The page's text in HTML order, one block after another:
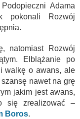
Adama
pokonali Rozwój
natomiast Rozwój
Elblążanie po
walkę o awans, ale
szansę nawet na grę
jakim jest awans,
się zrealizować –
Boros.